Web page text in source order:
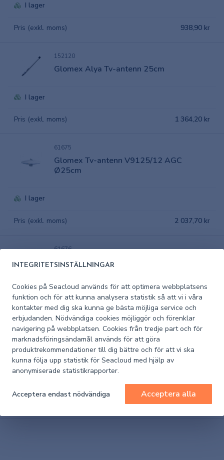
INTEGRITETSINSTÄLLNINGAR
Cookies på Seacloud används för att optimera webbplatsens
funktion och för att kunna analysera statistik så att vi i våra
kontakter med dig ska kunna ge bästa möjliga service och
erbjudanden. Nödvändiga cookies möjliggör och förenklar
navigering på webbplatsen. Cookies från tredje part och för
marknadsföringsändamål används för att göra
produktrekommendationer till dig bättre och för att vi ska
kunna följa upp statistik för Seacloud med hjälp av
anonymiserade statistikrapporter.
Acceptera endast nödvändiga Acceptera alla
I lager
Pris (exkl. moms) 938,90 kr
152120
Glomex Alya Tv-antenn 25cm
I lager
Pris (exkl. moms) 1 364,20 kr
61675
Glomex Tv-antenn V9125/12 AGC
Ø25cm
I lager
Pris (exkl. moms) 2 037,70 kr
61676
Glomex Tv-antenn V9112 AGC Ø 37cm
I lager
Pris (exkl. moms) 2 783,90 kr
152121
Glomex Tv-antenn V9126 Kupol Ø 25 cm
3 403 kr